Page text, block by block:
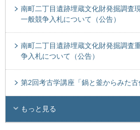
南町二丁目遺跡埋蔵文化財発掘調査
一般競争入札について（公告）
南町二丁目遺跡埋蔵文化財発掘調査
争入札について（公告）
第2回考古学講座「鍋と釜からみた古
もっと見る